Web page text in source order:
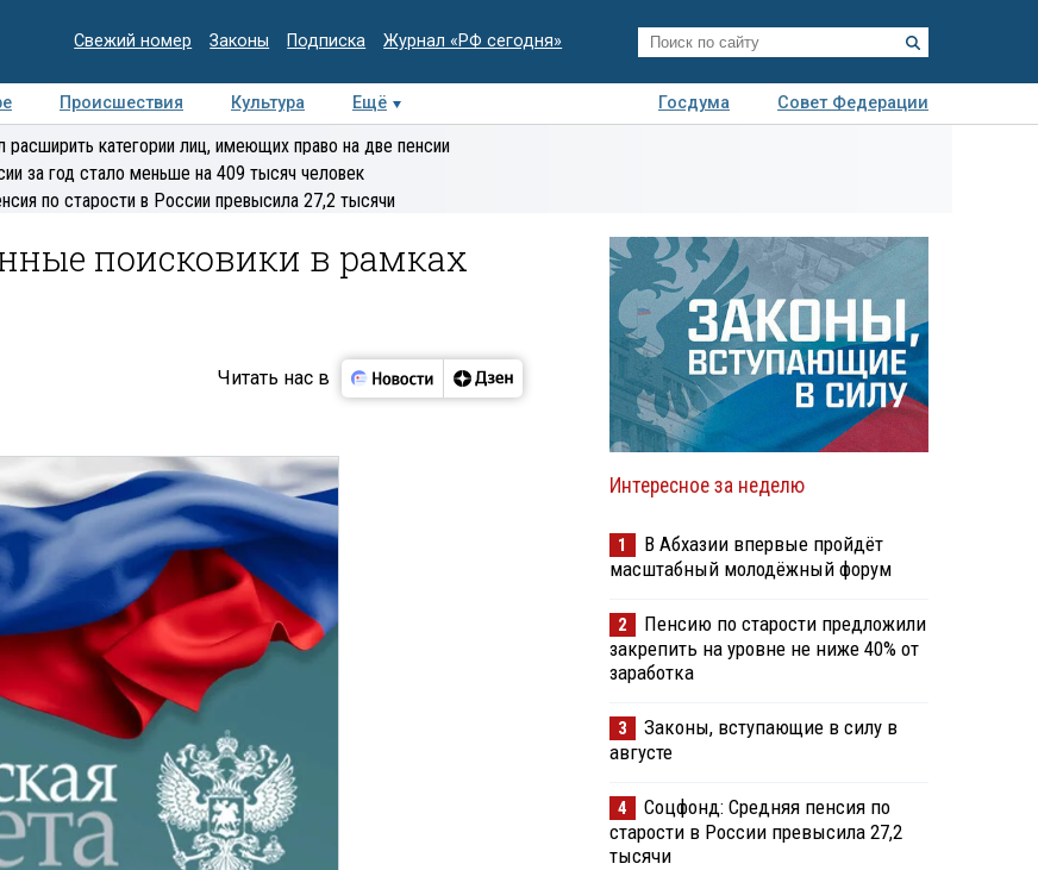
Свежий номер Законы Подписка Журнал «РФ сегодня»
Происшествия Культура Ещё Госдума
Совет Федерации
Медиацентр Интервью Колумнисты
Деловая
категории лиц, имеющих право на две пенсии
за год стало меньше на 409 тысяч человек
по старости в России превысила 27,2 тысячи
поисковики в рамках
Читать нас в
Интересное за неделю
1
В Абхазии впервые пройдёт
масштабный молодёжный форум
2
Пенсию по старости предложили
закрепить на уровне не ниже 40% от
заработка
3
Законы, вступающие в силу в
августе
4
Соцфонд: Средняя пенсия по
старости в России превысила 27,2
тысячи